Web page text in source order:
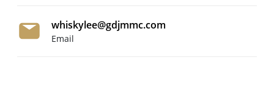
whiskylee@gdjmmc.com
Email